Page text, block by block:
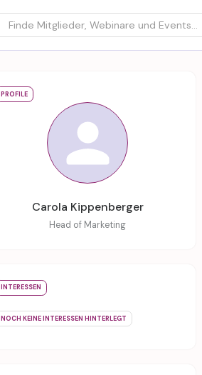
PROFILE
Carola Kippenberger
Head of Marketing
INTERESSEN
NOCH KEINE INTERESSEN HINTERLEGT